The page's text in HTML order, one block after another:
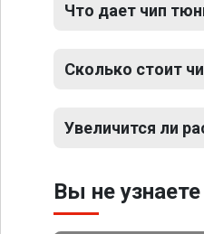
Что дает чип
Сколько стоит
Увеличится ли
Вы не